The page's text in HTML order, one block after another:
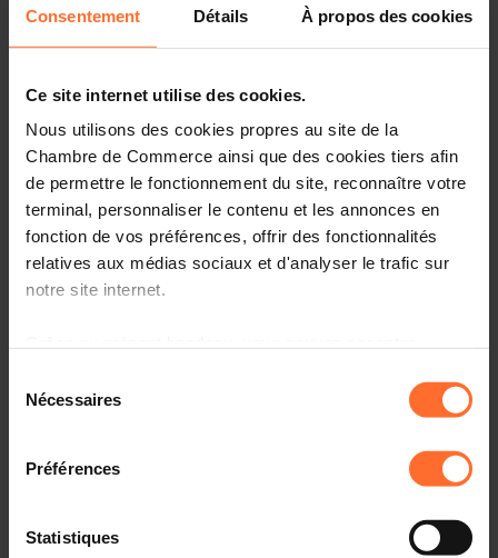
Consentement Détails À propos des cookies
Ce site internet utilise des cookies.
Nous utilisons des cookies propres au site de la
Chambre de Commerce ainsi que des cookies tiers afin
de permettre le fonctionnement du site, reconnaître votre
terminal, personnaliser le contenu et les annonces en
fonction de vos préférences, offrir des fonctionnalités
relatives aux médias sociaux et d'analyser le trafic sur
notre site internet.
à l’exception des cookies strictement nécessaires au
fonctionnement du site. Une description des différents
cookies est accessible sous l’onglet « Détails » ci-
dessus.
Il est précisé que la navigation sur le site et certaines
Nécessaires
Préférences
Statistiques
NATUR&ËMWELT / SAVE THE DATE
FEST VUN DER NATUR 2024
On y est bientôt, la
aura lieu cette
des produits bio, zéro déchet et recyclés ainsi que bien
d'autres surprises vous attendrons ce week-end à la